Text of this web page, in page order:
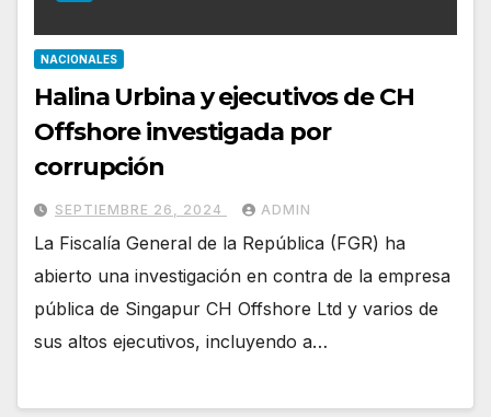
NACIONALES
Halina Urbina y ejecutivos de CH
Offshore investigada por
corrupción
SEPTIEMBRE 26, 2024 ADMIN
La Fiscalía General de la República (FGR) ha
abierto una investigación en contra de la empresa
pública de Singapur CH Offshore Ltd y varios de
sus altos ejecutivos, incluyendo a…